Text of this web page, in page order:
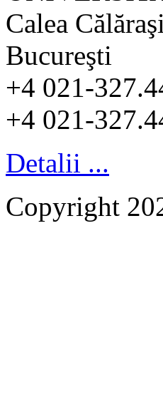
Calea
Bucureşti
+4 021-
+4 021-
Detalii ...
Copyright